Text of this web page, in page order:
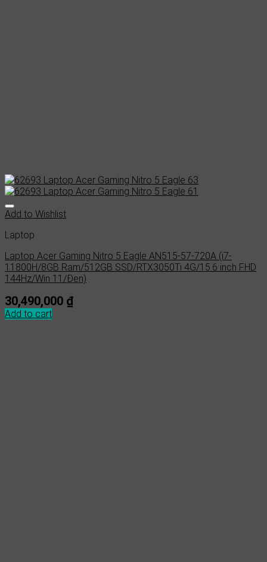
Add to Wishlist
Laptop
Laptop Acer Gaming Nitro 5 Eagle AN515-57-720A (i7-
11800H/8GB Ram/512GB SSD/RTX3050Ti 4G/15.6 inch FHD
144Hz/Win 11/Đen)
30,490,000 ₫
Add to cart